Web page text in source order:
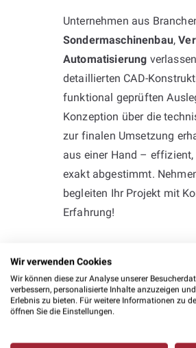
Unternehmen aus
Sondermaschinenbau,
Automatisierung
detaillierten CAD-
funktional geprüften
Konzeption über die
zur finalen Umsetzung
aus einer Hand –
exakt abgestimmt.
begleiten Ihr Projekt mit
Erfahrung!
Wir verwenden Cookies
Wir können diese zur Analyse unserer
verbessern, personalisierte Inhalte anzuzeigen
Erlebnis zu bieten. Für weitere Informationen zu
öffnen Sie die Einstellungen.